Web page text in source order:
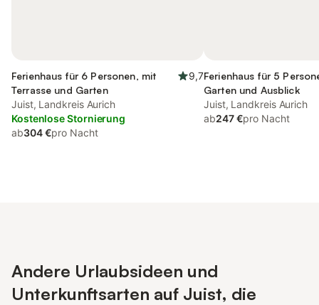
Ferienhaus für 6 Personen, mit
Terrasse und Garten
9,7
Juist, Landkreis Aurich
Kostenlose Stornierung
ab304 €pro Nacht
Ferienhaus für 5
Garten und Ausblick
Juist, Landkreis Aurich
ab247 €pro Nacht
Andere Urlaubsideen und
Unterkunftsarten auf Juist, die